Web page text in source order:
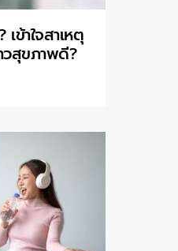
ข้าใจสาเหตุ
วสุขภาพดี?